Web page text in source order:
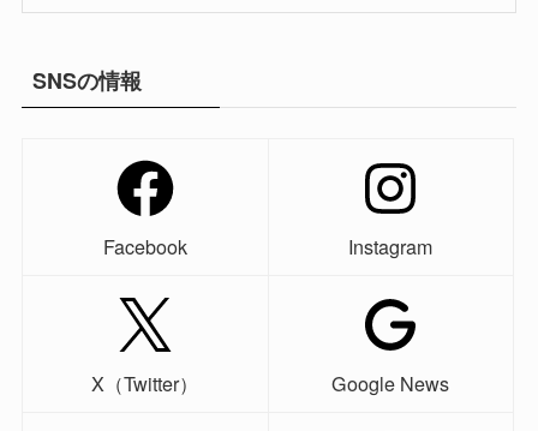
SNSの情報
Facebook Instagram
X（Twitter） Google News